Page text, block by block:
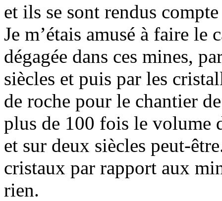
et ils se sont rendus
Je m’étais amusé à faire
dégagée dans ces mines,
siècles et puis par les
de roche pour le chantier
plus de 100 fois le volume
et sur deux siècles peut-
cristaux par rapport aux
rien.